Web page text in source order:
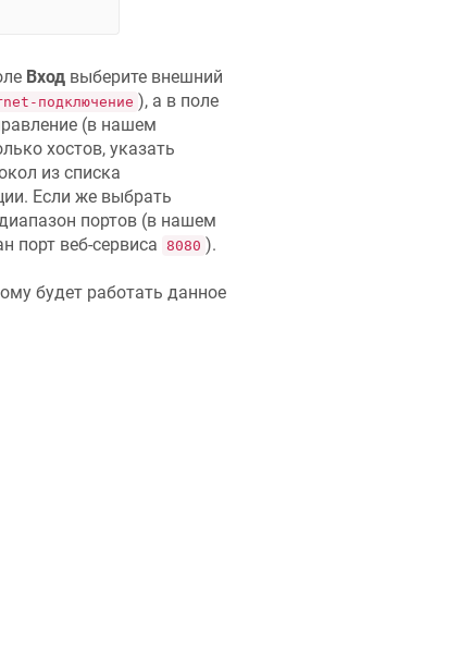
Входвыберите внешний
подключение ), а в поле
(в нашем
хостов, указать
из списка
Если же выбрать
портов (в нашем
порт веб-сервиса 8080 ).
будет работать данное